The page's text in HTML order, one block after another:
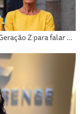
Z para falar ...